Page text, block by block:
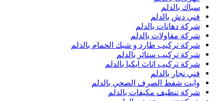
سباك بالدلم
فني دش بالدلم
شركة دهانات بالدلم
شركة مقاولات بالدلم
شركة تركيب طارد و شبك الحمام بالدلم
شركة تركيب ستائر بالدلم
شركة تركيب اثاث ايكيا بالدلم
فني نجار بالدلم
وايت شفط الصرف الصحي بالدلم
شركة تنظيف مكيفات بالدلم